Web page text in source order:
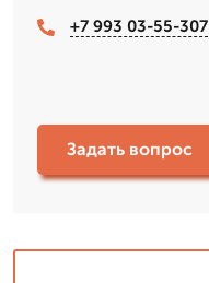
+7 993 03-55-307
Задать вопрос